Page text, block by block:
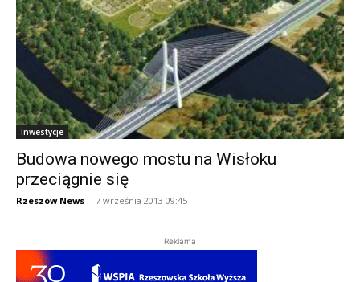
Inwestycje
Budowa nowego mostu na Wisłoku
przeciągnie się
Rzeszów News - 7 września 2013 09:45
Reklama